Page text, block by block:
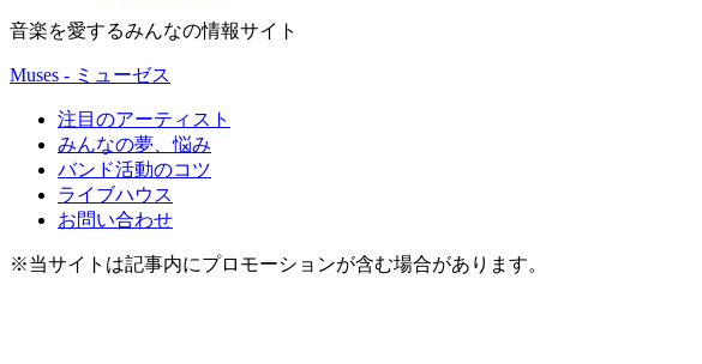
音楽を愛するみんなの情報サイト
Muses - ミューゼス
注目のアーティスト
みんなの夢、悩み
バンド活動のコツ
ライブハウス
お問い合わせ
※当サイトは記事内にプロモーションが含む場合があります。